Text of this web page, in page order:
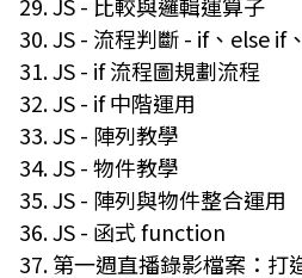
JS - 流程判斷 - if、else if
JS - if 流程圖規劃流程
JS - if 中階運用
JS - 陣列教學
JS - 物件教學
JS - 陣列與物件整合運用
JS - 函式 function
第一週直播錄影檔案：打